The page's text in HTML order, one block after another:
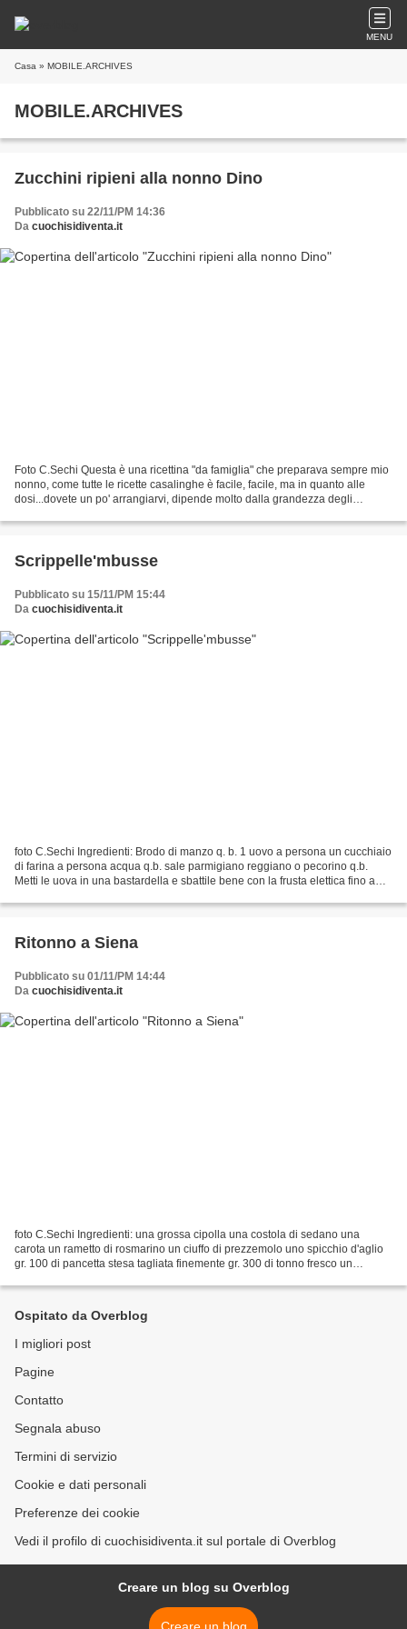
MENU
Casa » MOBILE.ARCHIVES
MOBILE.ARCHIVES
Zucchini ripieni alla nonno Dino
Pubblicato su 22/11/PM 14:36
Da cuochisidiventa.it
Foto C.Sechi Questa è una ricettina "da famiglia" che preparava sempre mio
nonno, come tutte le ricette casalinghe è facile, facile, ma in quanto alle
dosi...dovete un po' arrangiarvi, dipende molto dalla grandezza degli
Scrippelle'mbusse
Pubblicato su 15/11/PM 15:44
Da cuochisidiventa.it
foto C.Sechi Ingredienti: Brodo di manzo q. b. 1 uovo a persona un cucchiaio
di farina a persona acqua q.b. sale parmigiano reggiano o pecorino q.b.
Metti le uova in una bastardella e sbattile bene con la frusta elettica fino a
Ritonno a Siena
Pubblicato su 01/11/PM 14:44
Da cuochisidiventa.it
foto C.Sechi Ingredienti: una grossa cipolla una costola di sedano una
carota un rametto di rosmarino un ciuffo di prezzemolo uno spicchio d'aglio
gr. 100 di pancetta stesa tagliata finemente gr. 300 di tonno fresco un
Ospitato da Overblog
I migliori post
Pagine
Contatto
Segnala abuso
Termini di servizio
Cookie e dati personali
Preferenze dei cookie
Vedi il profilo di cuochisidiventa.it sul portale di Overblog
Creare un blog su Overblog